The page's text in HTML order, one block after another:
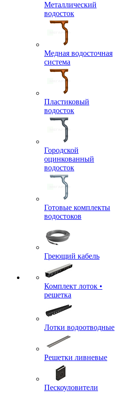
Металлический
водосток
Медная водосточная
система
Пластиковый
водосток
Городской
оцинкованный
водосток
Готовые комплекты
водостоков
Греющий кабель
Комплект лоток •
решетка
Лотки водоотводные
Решетки ливневые
Пескоуловители